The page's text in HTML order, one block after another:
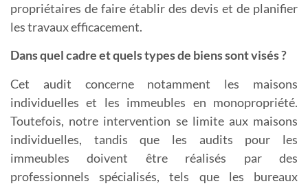
propriétaires de faire établir des devis et de planifier
les travaux efficacement.
Dans quel cadre et quels types de biens sont visés ?
Cet audit concerne notamment les maisons
individuelles et les immeubles en monopropriété.
Toutefois, notre intervention se limite aux maisons
individuelles, tandis que les audits pour les
immeubles doivent être réalisés par des
professionnels spécialisés, tels que les bureaux